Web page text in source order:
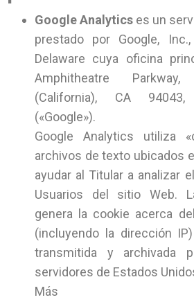
Google Analytics es un
prestado por Google,
Delaware cuya oficina
Amphitheatre
(California), CA
(«Google»).
Google Analytics utiliza
archivos de texto ubicados
ayudar al Titular a analizar
Usuarios del sitio Web.
genera la cookie acerca
(incluyendo la dirección
transmitida y archivada
servidores de Estados
Más